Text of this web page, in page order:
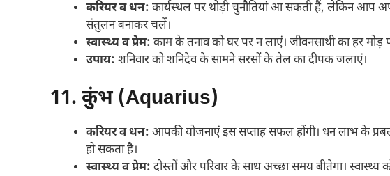
करियर व धन: कार्यस्थल पर थोड़ी चुनौतियां आ सकती हैं, लेकिन
संतुलन बनाकर चलें।
स्वास्थ्य व प्रेम: काम के तनाव को घर पर न लाएं। जीवनसाथी का हर
उपाय: शनिवार को शनिदेव के सामने सरसों के तेल का दीपक जलाएं।
11. कुंभ (Aquarius)
करियर व धन: आपकी योजनाएं इस सप्ताह सफल होंगी। धन लाभ के
हो सकता है।
स्वास्थ्य व प्रेम: दोस्तों और परिवार के साथ अच्छा समय बीतेगा। स्वास्थ्य